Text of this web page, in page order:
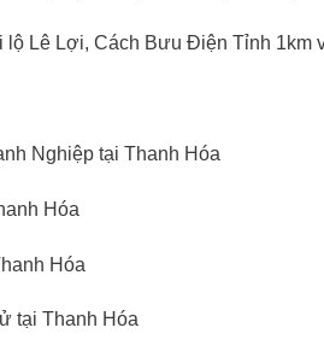
lộ Lê Lợi, Cách Bưu Điện Tỉnh 1km
Nghiệp tại Thanh Hóa
Hóa
Hóa
tại Thanh Hóa